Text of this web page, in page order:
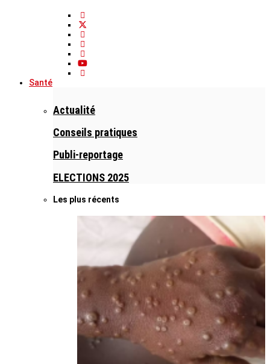
Santé
Actualité
Conseils pratiques
Publi-reportage
ELECTIONS 2025
Les plus récents